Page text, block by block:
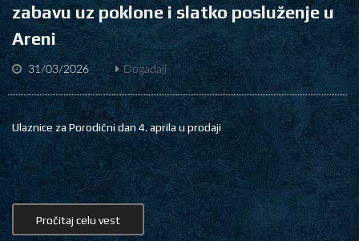
zabavu uz poklone i slatko posluženje u
Areni
31/03/2026 Događaji
Ulaznice za Porodični dan 4. aprila u prodaji
Pročitaj celu vest